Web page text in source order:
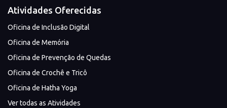
Atividades Oferecidas
Oficina de Inclusão Digital
Oficina de Memória
Oficina de Prevenção de Quedas
Oficina de Crochê e Tricô
Oficina de Hatha Yoga
Ver todas as Atividades